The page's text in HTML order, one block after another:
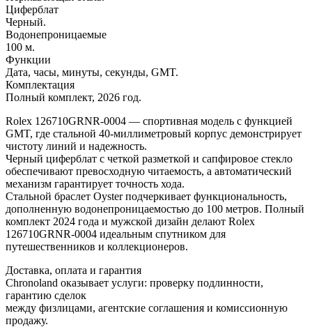
Циферблат
Черный.
Водонепроницаемые
100 м.
Функции
Дата, часы, минуты, секунды, GMT.
Комплектация
Полный комплект, 2026 год.
Rolex 126710GRNR-0004 — спортивная модель с функцией
GMT, где стальной 40-миллиметровый корпус демонстрирует
чистоту линий и надежность.
Черный циферблат с четкой разметкой и сапфировое стекло
обеспечивают превосходную читаемость, а автоматический
механизм гарантирует точность хода.
Стальной браслет Oyster подчеркивает функциональность,
дополненную водонепроницаемостью до 100 метров. Полный
комплект 2024 года и мужской дизайн делают Rolex
126710GRNR-0004 идеальным спутником для
путешественников и коллекционеров.
Доставка, оплата и гарантия
Chronoland оказывает услуги: проверку подлинности,
гарантию сделок
между физлицами, агентские соглашения и комиссионную
продажу.